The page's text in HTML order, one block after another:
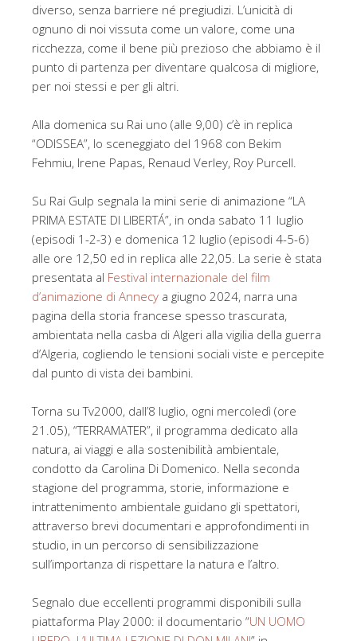
diverso, senza barriere né pregiudizi. L’unicità di
ognuno di noi vissuta come un valore, come una
ricchezza, come il bene più prezioso che abbiamo è il
punto di partenza per diventare qualcosa di migliore,
per noi stessi e per gli altri.
Alla domenica su Rai uno (alle 9,00) c’è in replica
“ODISSEA”, lo sceneggiato del 1968 con Bekim
Fehmiu, Irene Papas, Renaud Verley, Roy Purcell.
Su Rai Gulp segnala la mini serie di animazione “LA
PRIMA ESTATE DI LIBERTÁ”, in onda sabato 11 luglio
(episodi 1-2-3) e domenica 12 luglio (episodi 4-5-6)
alle ore 12,50 ed in replica alle 22,05. La serie è stata
presentata al Festival internazionale del film
d’animazione di Annecy a giugno 2024, narra una
pagina della storia francese spesso trascurata,
ambientata nella casba di Algeri alla vigilia della guerra
d’Algeria, cogliendo le tensioni sociali viste e percepite
dal punto di vista dei bambini.
Torna su Tv2000, dall’8 luglio, ogni mercoledì (ore
21.05), “TERRAMATER”, il programma dedicato alla
natura, ai viaggi e alla sostenibilità ambientale,
condotto da Carolina Di Domenico. Nella seconda
stagione del programma, storie, informazione e
intrattenimento ambientale guidano gli spettatori,
attraverso brevi documentari e approfondimenti in
studio, in un percorso di sensibilizzazione
sull’importanza di rispettare la natura e l’altro.
Segnalo due eccellenti programmi disponibili sulla
piattaforma Play 2000: il documentario “UN UOMO